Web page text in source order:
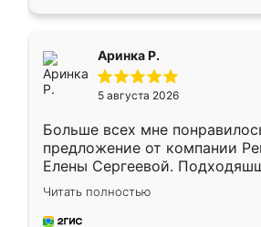
Аринка Р.
5 августа 2026
Больше всех мне
предложение от компании
Елены Сергеевой.
короткие сроки
для замера сотрудник
предложил по моему эскизу
Читать полностью